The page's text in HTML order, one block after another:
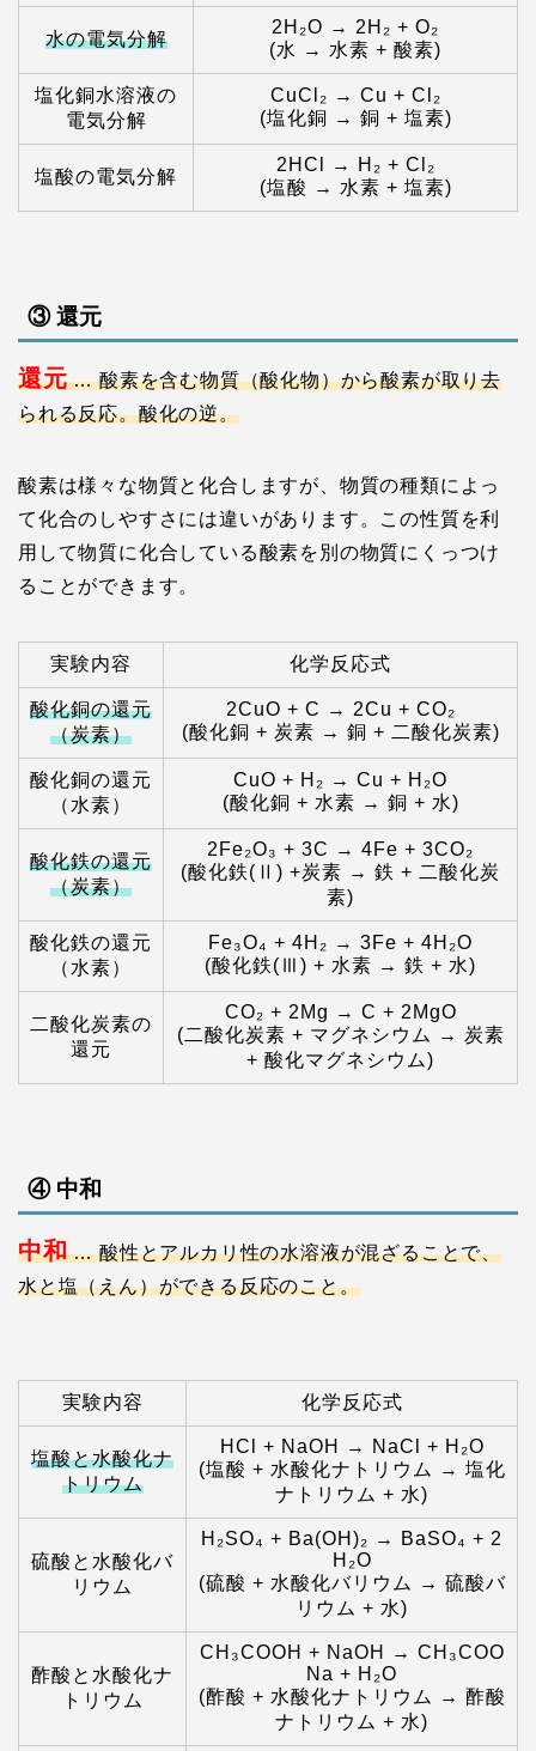
水の電気分解
2H₂O → 2H₂ + O₂
(水 → 水素 + 酸素)
塩化銅水溶液の
電気分解
CuCl₂ → Cu + Cl₂
(塩化銅 → 銅 + 塩素)
塩酸の電気分解
2HCl → H₂ + Cl₂
(塩酸 → 水素 + 塩素)
③ 還元
還元… 酸素を含む物質（酸化物）から酸素が取り去
られる反応。酸化の逆。
酸素は様々な物質と化合しますが、物質の種類によっ
て化合のしやすさには違いがあります。この性質を利
用して物質に化合している酸素を別の物質にくっつけ
ることができます。
実験内容 化学反応式
酸化銅の還元
（炭素）
2CuO + C → 2Cu + CO₂
(酸化銅 + 炭素 → 銅 + 二酸化炭素)
酸化銅の還元
（水素）
CuO + H₂ → Cu + H₂O
(酸化銅 + 水素 → 銅 + 水)
酸化鉄の還元
（炭素）
2Fe₂O₃ + 3C → 4Fe + 3CO₂
(酸化鉄(Ⅱ) +炭素 → 鉄 + 二酸化炭
素)
酸化鉄の還元
（水素）
Fe₃O₄ + 4H₂ → 3Fe + 4H₂O
(酸化鉄(Ⅲ) + 水素 → 鉄 + 水)
二酸化炭素の
還元
CO₂ + 2Mg → C + 2MgO
(二酸化炭素 + マグネシウム → 炭素
+ 酸化マグネシウム)
④ 中和
中和… 酸性とアルカリ性の水溶液が混ざることで、
水と塩（えん）ができる反応のこと。
実験内容 化学反応式
塩酸と水酸化ナ
トリウム
HCl + NaOH → NaCl + H₂O
(塩酸 + 水酸化ナトリウム → 塩化
ナトリウム + 水)
硫酸と水酸化バ
リウム
H₂SO₄ + Ba(OH)₂ → BaSO₄ + 2
H₂O
(硫酸 + 水酸化バリウム → 硫酸バ
リウム + 水)
酢酸と水酸化ナ
トリウム
CH₃COOH + NaOH → CH₃COO
Na + H₂O
(酢酸 + 水酸化ナトリウム → 酢酸
ナトリウム + 水)